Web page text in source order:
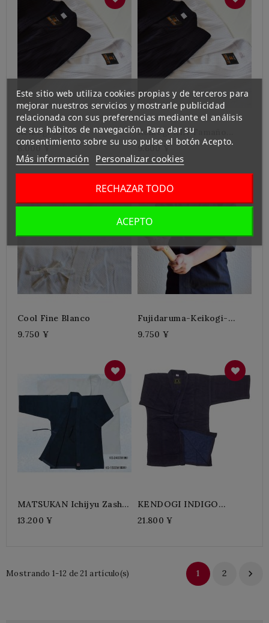
Keikogi RIN
Keikogi RIN Tamaño
Grande
9.600 ¥
Cool Fine Blanco
9.750 ¥
Fujidaruma-Keikogi-
Cool-Fine-Azul Oscuro
9.750 ¥
MATSUKAN Ichijyu Zashi-
WASH
13.200 ¥
KENDOGI INDIGO
SHINGI Doble
21.800 ¥
Mostrando 1-12 de 21 artículo(s) 1 2 
Este sitio web utiliza cookies propias y de terceros para
mejorar nuestros servicios y mostrarle publicidad
relacionada con sus preferencias mediante el análisis
de sus hábitos de navegación. Para dar su
consentimiento sobre su uso pulse el botón Acepto.
Más información Personalizar cookies
RECHAZAR TODO
ACEPTO